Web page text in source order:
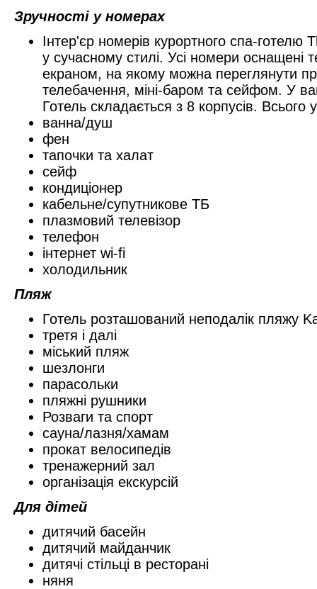
Зручності у номерах
Інтер'єр номерів курортного спа-
у сучасному стилі. Усі номери оснащені
екраном, на якому можна переглянути
телебачення, міні-баром та сейфом. У
Готель складається з 8 корпусів. Всього
ванна/душ
фен
тапочки та халат
сейф
кондиціонер
кабельне/супутникове ТБ
плазмовий телевізор
телефон
інтернет wi-fi
холодильник
Пляж
Готель розташований неподалік пляжу
третя і далі
мiський пляж
шезлонги
парасольки
пляжні рушники
Розваги та спорт
сауна/лазня/хамам
прокат велосипедів
тренажерний зал
організація екскурсій
Для дітей
дитячий басейн
дитячий майданчик
дитячі стільці в ресторані
няня